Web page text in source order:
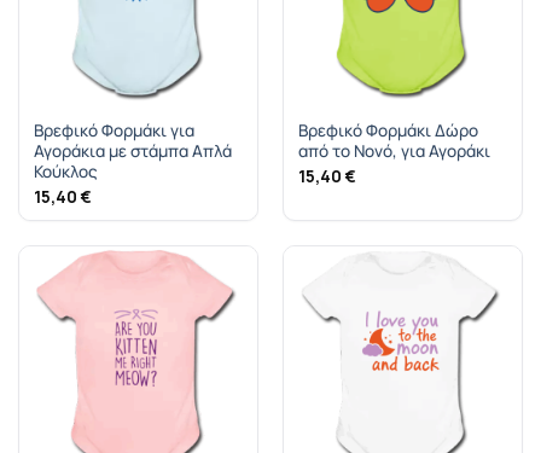
Βρεφικό Φορμάκι για
Αγοράκια με στάμπα Απλά
Κούκλος
15,40 €
Βρεφικό Φορμάκι Δώρο
από το Νονό, για Αγοράκι
15,40 €